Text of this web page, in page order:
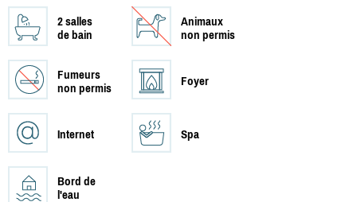
2 salles
de bain
Animaux
non permis
Fumeurs
non permis
Foyer
Internet Spa
Bord de
l'eau